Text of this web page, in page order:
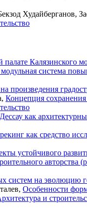
Худайберганов,
палате Калязинского
система
произведения
Концепция сохранения
Дессау как
как средство
устойчивого
авторства
систем на эволюцию
Особенности
и